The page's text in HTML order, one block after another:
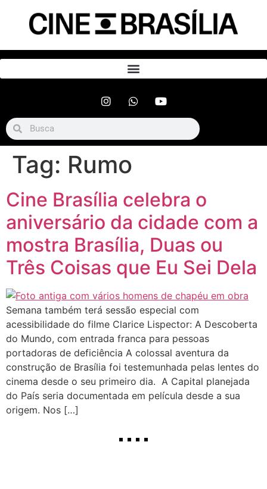
Tag: Rumo
Cine Brasília celebra o
aniversário da cidade com a
mostra Brasília, Duas ou
Três Coisas que Eu Sei Dela
Semana também terá sessão especial com
acessibilidade do filme Clarice Lispector: A Descoberta
do Mundo, com entrada franca para pessoas
portadoras de deficiência A colossal aventura da
construção de Brasília foi testemunhada pelas lentes do
cinema desde o seu primeiro dia. A Capital planejada
do País seria documentada em película desde a sua
origem. Nos […]